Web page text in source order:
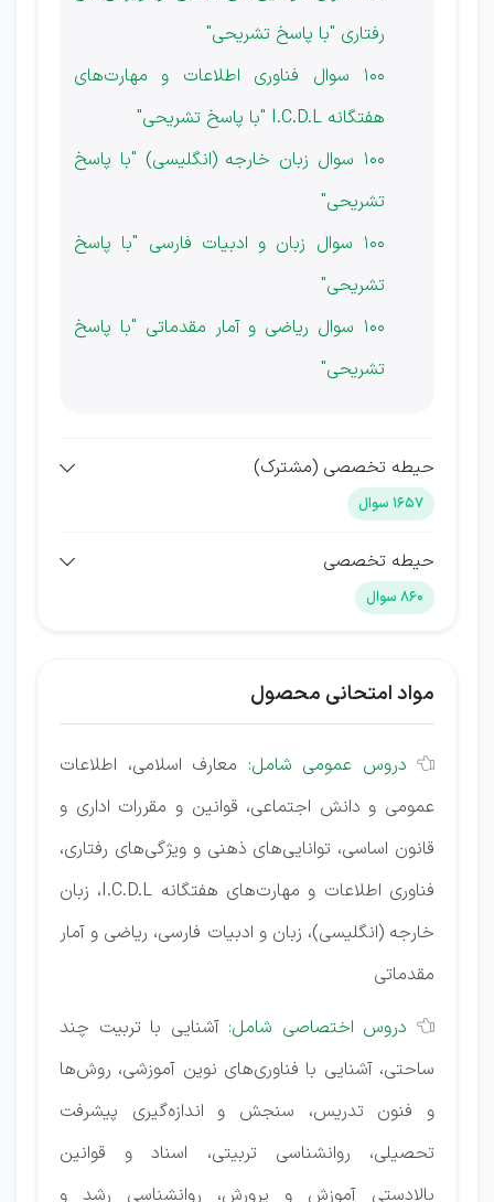
رفتاری "با پاسخ تشریحی"
100 سوال فناوری اطلاعات و مهارت‌های
هفتگانه I.C.D.L "با پاسخ تشریحی"
100 سوال زبان خارجه (انگلیسی) "با پاسخ
تشریحی"
100 سوال زبان و ادبیات فارسی "با پاسخ
تشریحی"
100 سوال ریاضی و آمار مقدماتی "با پاسخ
تشریحی"
حیطه تخصصی (مشترک)
1657 سوال
حیطه تخصصی
860 سوال
مواد امتحانی محصول
 دروس عمومی شامل: معارف اسلامی، اطلاعات
عمومی و دانش اجتماعی، قوانین و مقررات اداری و
قانون اساسی، توانایی‌های ذهنی و ویژگی‌های رفتاری،
فناوری اطلاعات و مهارت‌های هفتگانه I.C.D.L، زبان
خارجه (انگلیسی)، زبان و ادبیات فارسی، ریاضی و آمار
مقدماتی
 دروس اختصاصی شامل: آشنایی با تربیت چند
ساحتی، آشنایی با فناوری‌های نوین آموزشی، روش‌ها
و فنون تدریس، سنجش و اندازه‌گیری پیشرفت
تحصیلی، روانشناسی تربیتی، اسناد و قوانین
بالادستی آموزش و پرورش، روانشناسی رشد و